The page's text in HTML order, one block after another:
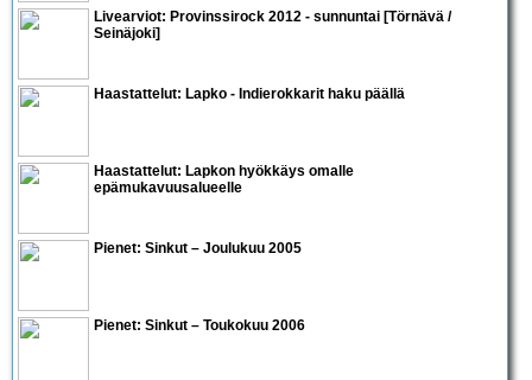
Livearviot: Provinssirock 2012 - sunnuntai [Törnävä /
Seinäjoki]
Haastattelut: Lapko - Indierokkarit haku päällä
Haastattelut: Lapkon hyökkäys omalle
epämukavuusalueelle
Pienet: Sinkut – Joulukuu 2005
Pienet: Sinkut – Toukokuu 2006